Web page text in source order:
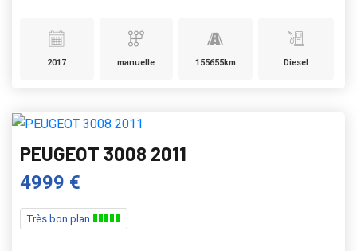
2017 manuelle 155655km Diesel
PEUGEOT 3008 2011
4999 €
Très bon plan